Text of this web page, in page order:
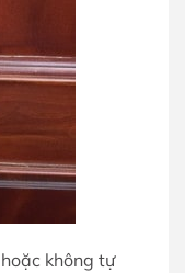
không tự